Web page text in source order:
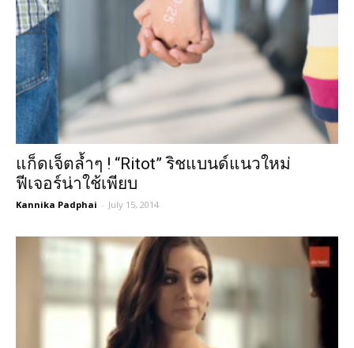
แก็ดเจ็ตล้ำๆ ! “Ritot” ริชแบนด์แนวใหม่
ฟีเจอร์น่าใช้เพียบ
Kannika Padphai - July 15, 2014